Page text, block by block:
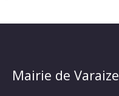
Mairie de Varaize